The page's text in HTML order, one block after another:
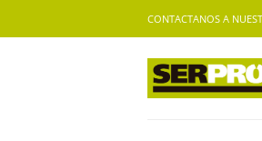
CONTACTANOS A